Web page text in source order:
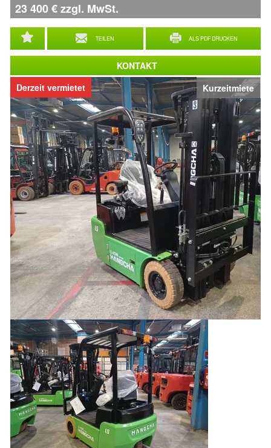
Kurzeitmiete
Derzeit vermietet
TEILEN ALS PDF DRUCKEN
23 400€zzgl. MwSt.
KONTAKT